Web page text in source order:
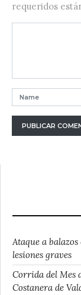
requeridos
Ataque a
lesiones graves
Corrida del Mes
Costanera de